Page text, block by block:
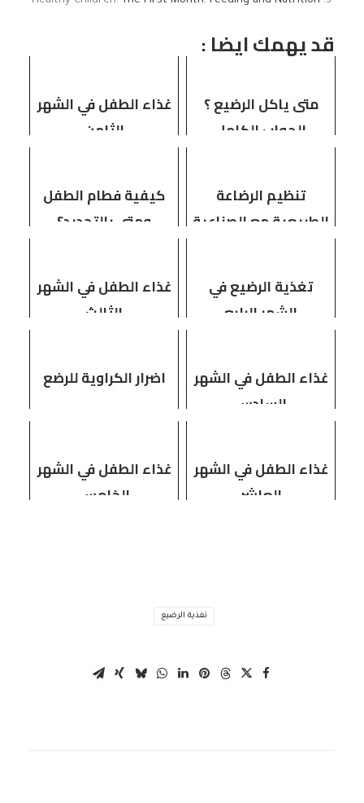
قد يهمك ايضا :
متى ياكل الرضيع ؟
الجواب الكامل
غذاء الطفل في الشهر
الثامن
تنظيم الرضاعة
الطبيعية مع الصناعية
كيفية فطام الطفل
ومتى بالتحديد؟
تغذية الرضيع في
الشهر الرابع
غذاء الطفل في الشهر
الثالث
غذاء الطفل في الشهر
السادس
اضرار الكراوية للرضع
غذاء الطفل في الشهر
العاشر
غذاء الطفل في الشهر
الخامس
تغذية الرضيع